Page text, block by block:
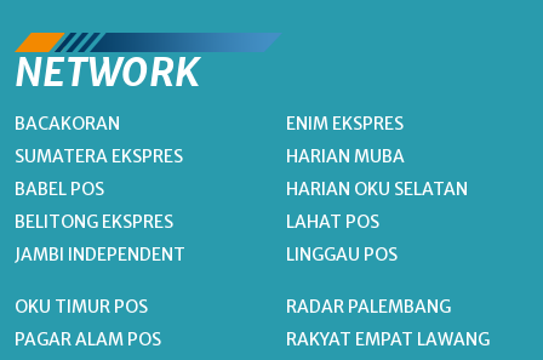
NETWORK
BACAKORAN
SUMATERA EKSPRES
BABEL POS
BELITONG EKSPRES
JAMBI INDEPENDENT
ENIM EKSPRES
HARIAN MUBA
HARIAN OKU SELATAN
LAHAT POS
LINGGAU POS
OKU TIMUR POS
PAGAR ALAM POS
RADAR PALEMBANG
RAKYAT EMPAT LAWANG